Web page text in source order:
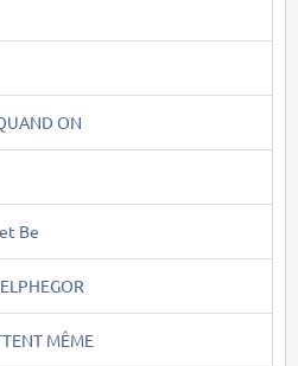
ON
Be
MÊME